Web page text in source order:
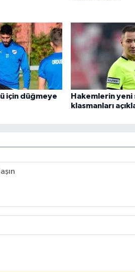
için düğmeye
Hakemlerin yeni
klasmanları